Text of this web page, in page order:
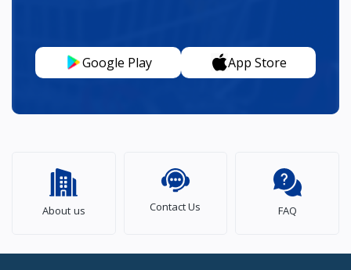
Google Play App Store
About us Contact Us FAQ